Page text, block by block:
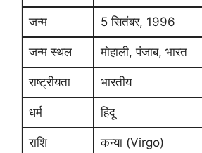
जन्म 5 सितंबर, 1996
जन्म स्थल मोहाली, पंजाब, भारत
राष्ट्रीयता भारतीय
धर्म हिंदू
राशि कन्या (Virgo)